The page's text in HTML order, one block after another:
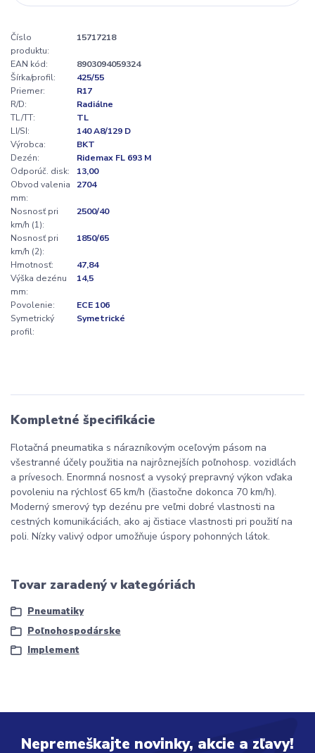
Číslo
produktu:
15717218
EAN kód:
8903094059324
Šírka/profil:
425/55
Priemer:
R17
R/D:
Radiálne
TL/TT:
TL
LI/SI:
140 A8/129 D
Výrobca:
BKT
Dezén:
Ridemax FL 693 M
Odporúč. disk:
13,00
Obvod valenia
mm:
2704
Nosnosť pri
km/h (1):
2500/40
Nosnosť pri
km/h (2):
1850/65
Hmotnosť:
47,84
Výška dezénu
mm:
14,5
Povolenie:
ECE 106
Symetrický
profil:
Symetrické
Kompletné špecifikácie
Flotačná pneumatika s nárazníkovým oceľovým pásom na
všestranné účely použitia na najrôznejších poľnohosp. vozidlách
a prívesoch. Enormná nosnosť a vysoký prepravný výkon vďaka
povoleniu na rýchlosť 65 km/h (čiastočne dokonca 70 km/h).
Moderný smerový typ dezénu pre veľmi dobré vlastnosti na
cestných komunikáciách, ako aj čistiace vlastnosti pri použití na
poli. Nízky valivý odpor umožňuje úspory pohonných látok.
Tovar zaradený v kategóriách
Pneumatiky
Poľnohospodárske
Implement
Nepremeškajte novinky, akcie a zľavy!